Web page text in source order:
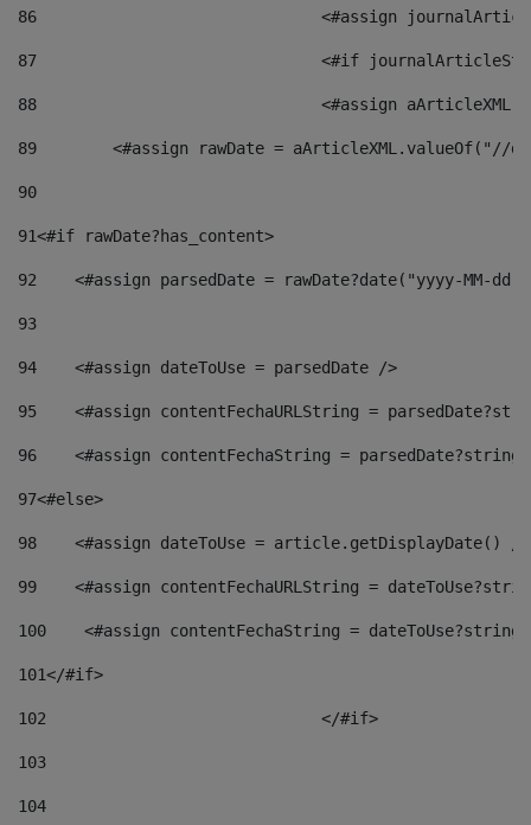
86
<#assign
87
88
<#assign
89
<#assign rawDate = aArticleXML.valueOf("//
90
91<#if rawDate?has_content>
92
<#assign parsedDate = rawDate?date("yyyy-MM-
93
94
    <#assign dateToUse = parsedDate />
95
<#assign contentFechaURLString =
96
<#assign contentFechaString =
97<#else>
98
<#assign dateToUse = article.getDisplayDate()
99
<#assign contentFechaURLString =
100
<#assign contentFechaString =
101</#if>
102
103
104